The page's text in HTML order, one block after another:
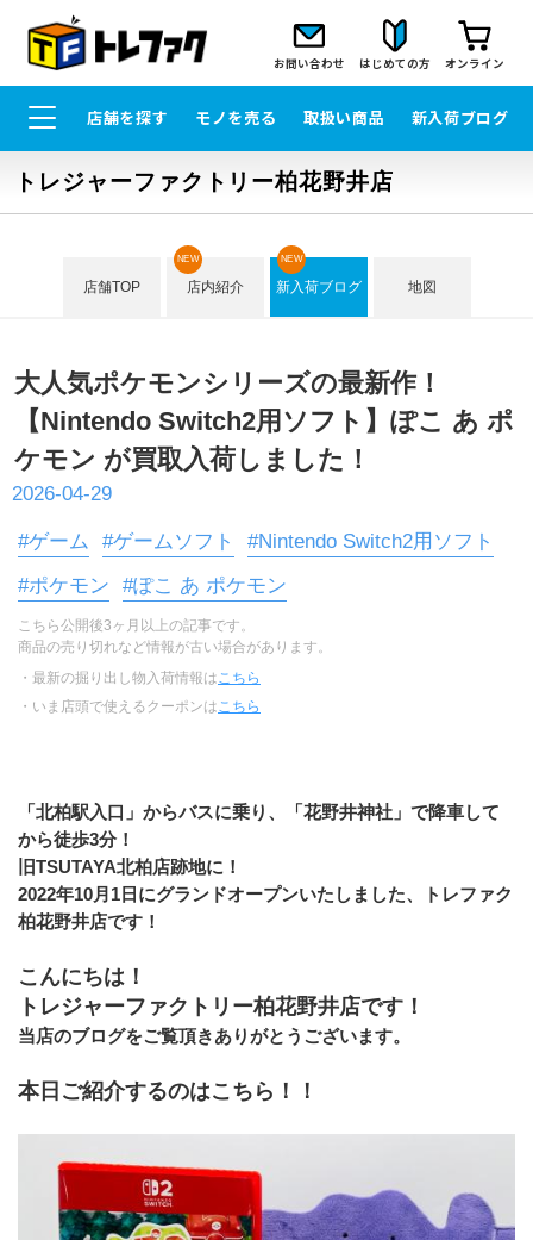
お問い合わせ はじめての方 オンライン
店舗を探す モノを売る 取扱い商品 新入荷ブログ
トレジャーファクトリー柏花野井店
店舗TOP 店内紹介
NEW
新入荷ブログ
NEW
地図
大人気ポケモンシリーズの最新作！
【Nintendo Switch2用ソフト】ぽこ あ ポ
ケモン が買取入荷しました！
2026-04-29
#ゲーム #ゲームソフト
#Nintendo Switch2用ソフト
#ポケモン
#ぽこ あ ポケモン
こちら公開後3ヶ月以上の記事です。
商品の売り切れなど情報が古い場合があります。
・最新の掘り出し物入荷情報は こちら
・いま店頭で使えるクーポンは こちら
「北柏駅入口」からバスに乗り、「花野井神社」で降車して
から徒歩3分！
旧TSUTAYA北柏店跡地に！
2022年10月1日にグランドオープンいたしました、トレファク
柏花野井店です！
こんにちは！
トレジャーファクトリー柏花野井店です！
当店のブログをご覧頂きありがとうございます。
本日ご紹介するのはこちら！！